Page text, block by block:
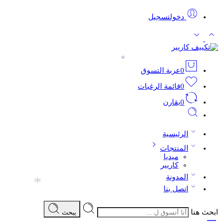
دخولتسجيل
0عربة التسوق
0قائمة الرغبات
0يقارن
الرئيسية
المنتجات
ميديا
كاريير
المدونة
اتصل بنا
ابحث هنا يبحث